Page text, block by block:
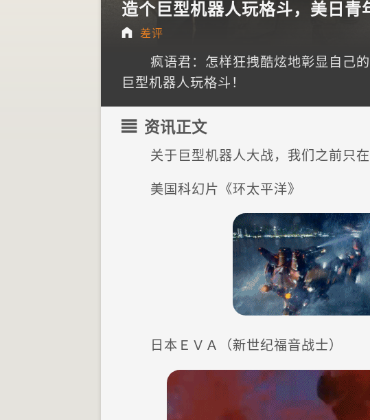
造个巨型机器人玩格斗，美日青
差评
疯语君：怎样狂拽酷炫地彰显自己
巨型机器人玩格斗！
资讯正文
关于巨型机器人大战，我们之前只
美国科幻片《环太平洋》
日本ＥＶＡ（新世纪福音战士）